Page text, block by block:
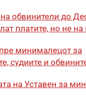
обвинители до
платите, но не
минималецот за
судиите и
на Уставен за